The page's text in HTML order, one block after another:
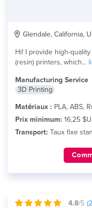
Glendale, California,
Hi! I provide high-
(resin) printers, which...
Manufacturing Service
3D Printing
Matériaux : PLA, ABS,
Prix minimum: 16,25
Transport: Taux fixe
4.8/5 (